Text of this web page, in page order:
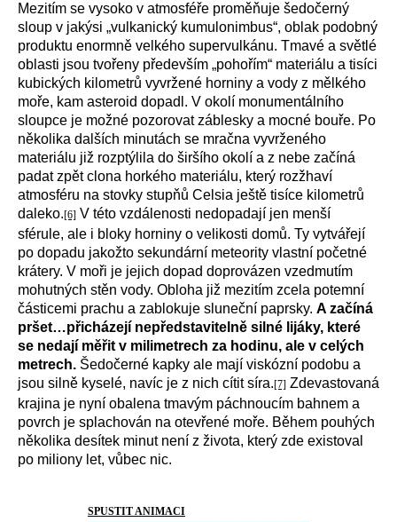
Mezitím se vysoko v atmosféře proměňuje šedočerný
sloup v jakýsi „vulkanický kumulonimbus“, oblak podobný
produktu enormně velkého supervulkánu. Tmavé a světlé
oblasti jsou tvořeny především „pohořím“ materiálu a tisíci
kubických kilometrů vyvržené horniny a vody z mělkého
moře, kam asteroid dopadl. V okolí monumentálního
sloupce je možné pozorovat záblesky a mocné bouře. Po
několika dalších minutách se mračna vyvrženého
materiálu již rozptýlila do širšího okolí a z nebe začíná
padat zpět clona horkého materiálu, který rozžhaví
atmosféru na stovky stupňů Celsia ještě tisíce kilometrů
daleko.[6] V této vzdálenosti nedopadají jen menší
sférule, ale i bloky horniny o velikosti domů. Ty vytvářejí
po dopadu jakožto sekundární meteority vlastní početné
krátery. V moři je jejich dopad doprovázen vzedmutím
mohutných stěn vody. Obloha již mezitím zcela potemní
částicemi prachu a zablokuje sluneční paprsky. A začíná
pršet…přicházejí nepředstavitelně silné lijáky, které
se nedají měřit v milimetrech za hodinu, ale v celých
metrech. Šedočerné kapky ale mají viskózní podobu a
jsou silně kyselé, navíc je z nich cítit síra.[7] Zdevastovaná
krajina je nyní obalena tmavým páchnoucím bahnem a
povrch je splachován na otevřené moře. Během pouhých
několika desítek minut není z života, který zde existoval
po miliony let, vůbec nic.
SPUSTIT ANIMACI